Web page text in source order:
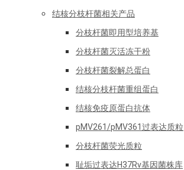
结核分枝杆菌相关产品
分枝杆菌即用型培养基
分枝杆菌灭活冻干粉
分枝杆菌裂解总蛋白
结核分枝杆菌重组蛋白
结核免疫原蛋白抗体
pMV261/pMV361过表达质粒
分枝杆菌荧光质粒
耻垢过表达H37Rv基因菌株库